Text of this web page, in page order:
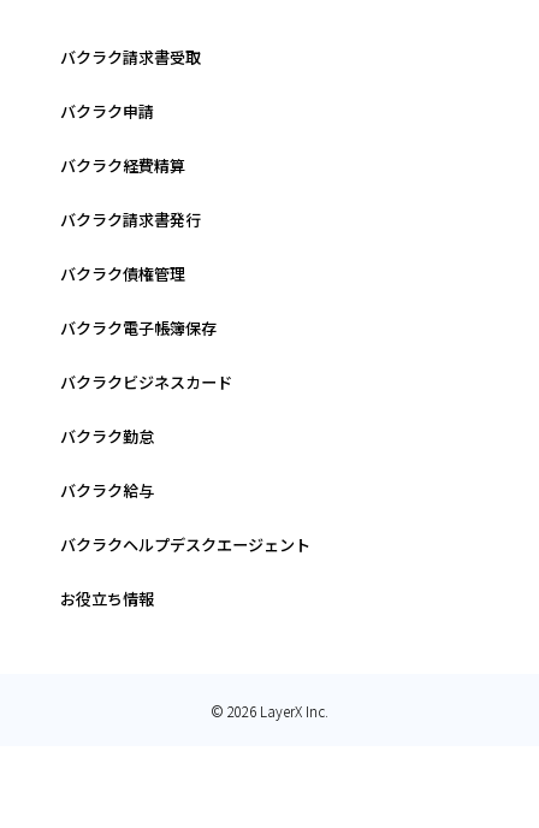
バクラク請求書受取
バクラク申請
バクラク経費精算
バクラク請求書発行
バクラク債権管理
バクラク電子帳簿保存
バクラクビジネスカード
バクラク勤怠
バクラク給与
バクラクヘルプデスクエージェント
お役立ち情報
© 2026 LayerX Inc.